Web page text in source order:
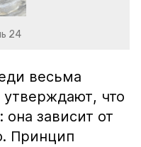
24
весьма
что
она зависит от
Принцип